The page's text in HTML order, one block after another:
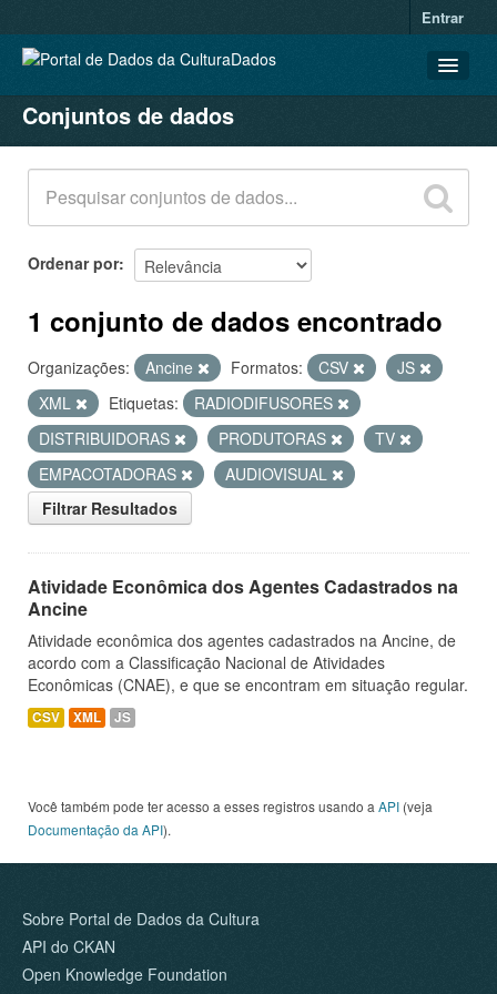
Entrar
CONJUNTOS DE DADOS
ORGANIZAÇÕES
GRUPOS
SOBRE
Conjuntos de dados
Ordenar por
1 conjunto de dados encontrado
Organizações: Ancine Formatos: CSV
JS
XML
Etiquetas:
RADIODIFUSORES
DISTRIBUIDORAS
PRODUTORAS
TV
EMPACOTADORAS
AUDIOVISUAL
Filtrar Resultados
Atividade Econômica dos Agentes Cadastrados na
Ancine
Atividade econômica dos agentes cadastrados na Ancine, de
acordo com a Classificação Nacional de Atividades
Econômicas (CNAE), e que se encontram em situação regular.
CSV XML JS
Você também pode ter acesso a esses registros usando a API (veja
Documentação da API).
Sobre Portal de Dados da Cultura
API do CKAN
Open Knowledge Foundation